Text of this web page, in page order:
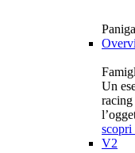
Un
scopri
V2